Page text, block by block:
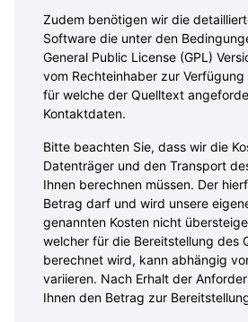
Zudem benötigen wir die
Software die unter den
General Public License (GPL)
vom Rechteinhaber zur
für welche der Quelltext
Kontaktdaten.
Bitte beachten Sie, dass wir die
Datenträger und den Transport
Ihnen berechnen müssen. Der
Betrag darf und wird unsere
genannten Kosten nicht
welcher für die Bereitstellung des
berechnet wird, kann abhängig
variieren. Nach Erhalt der
Ihnen den Betrag zur